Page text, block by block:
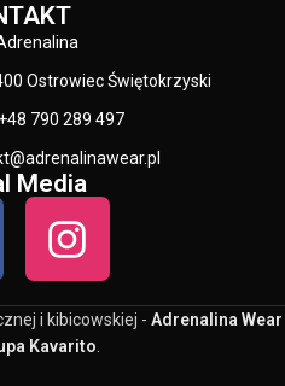
Ostrowiec Świętokrzyski
790 289 497
Media
i kibicowskiej - Adrenalina Wear
Kavarito.